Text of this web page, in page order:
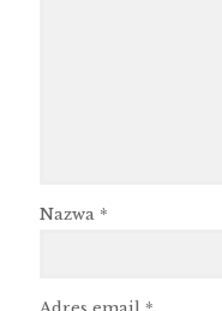
Nazwa *